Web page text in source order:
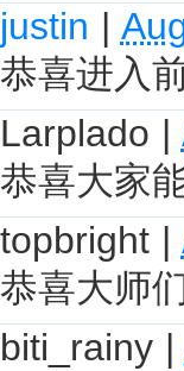
justin |
恭喜进入
Larplado |
恭喜大家
topbright |
恭喜大师
biti_rainy |